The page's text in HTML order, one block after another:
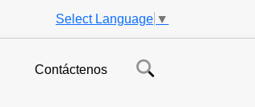
Select Language ▼
Contáctenos